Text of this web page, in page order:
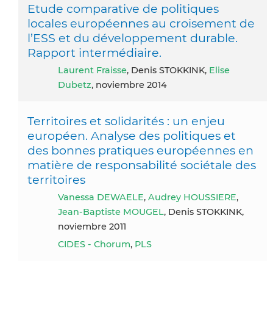
Etude comparative de politiques
locales européennes au croisement de
l’ESS et du développement durable.
Rapport intermédiaire.
Laurent Fraisse, Denis STOKKINK, Elise
Dubetz, noviembre 2014
Territoires et solidarités : un enjeu
européen. Analyse des politiques et
des bonnes pratiques européennes en
matière de responsabilité sociétale des
territoires
Vanessa DEWAELE, Audrey HOUSSIERE,
Jean-Baptiste MOUGEL, Denis STOKKINK,
noviembre 2011
CIDES - Chorum, PLS